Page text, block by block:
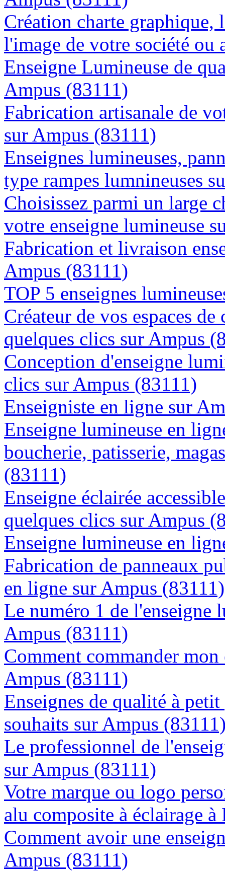
Création charte graphique,
l'image de votre société
Enseigne Lumineuse de
Ampus (83111)
Fabrication artisanale de
sur Ampus (83111)
Enseignes lumineuses,
type rampes lumnineuses
Choisissez parmi un large
votre enseigne lumineuse
Fabrication et livraison
Ampus (83111)
TOP 5 enseignes
Créateur de vos espaces
quelques clics sur Ampus
Conception d'enseigne
clics sur Ampus (83111)
Enseigniste en ligne sur
Enseigne lumineuse en
boucherie, patisserie,
(83111)
Enseigne éclairée
quelques clics sur Ampus
Enseigne lumineuse en
Fabrication de panneaux
en ligne sur Ampus (83111)
Le numéro 1 de l'enseigne
Ampus (83111)
Comment commander
Ampus (83111)
Enseignes de qualité à
souhaits sur Ampus
Le professionnel de
sur Ampus (83111)
Votre marque ou logo
alu composite à éclairage
Comment avoir une
Ampus (83111)